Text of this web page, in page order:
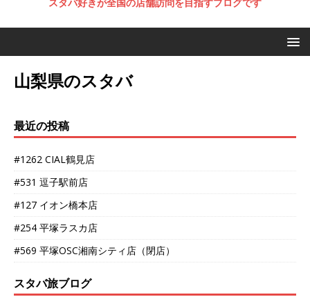
山梨県のスタバ
最近の投稿
#1262 CIAL鶴見店
#531 逗子駅前店
#127 イオン橋本店
#254 平塚ラスカ店
#569 平塚OSC湘南シティ店（閉店）
スタバ旅ブログ